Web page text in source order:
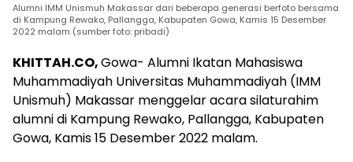
Alumni IMM Unismuh Makassar dari beberapa generasi berfoto bersama
di Kampung Rewako, Pallangga, Kabupaten Gowa, Kamis 15 Desember
2022 malam (sumber foto: pribadi)
KHITTAH.CO,Gowa- Alumni Ikatan Mahasiswa
Muhammadiyah Universitas Muhammadiyah (IMM
Unismuh) Makassar menggelar acara silaturahim
alumni di Kampung Rewako, Pallangga, Kabupaten
Gowa, Kamis 15 Desember 2022 malam.